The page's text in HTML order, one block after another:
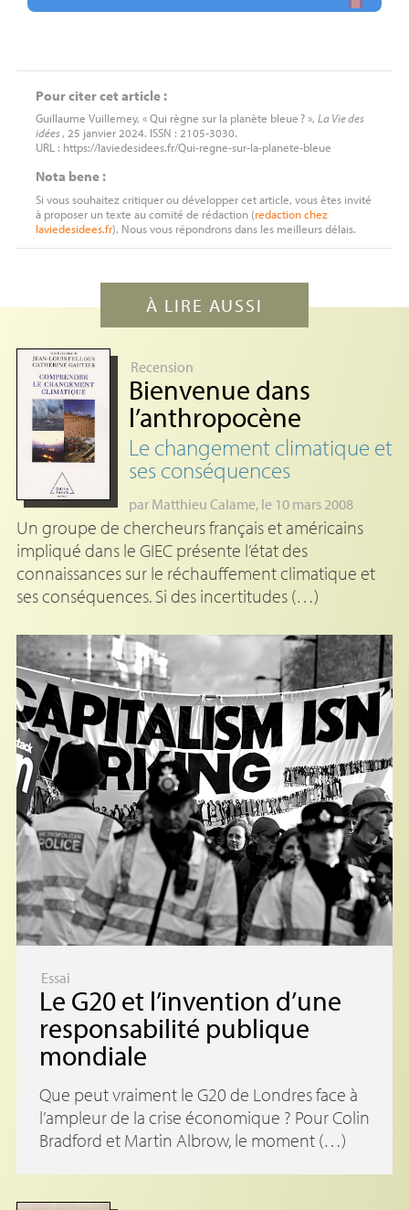
Pour citer cet article :
Guillaume Vuillemey, « Qui règne sur la planète bleue ? », La Vie des
idées, 25 janvier 2024. ISSN : 2105-3030.
URL : https://laviedesidees.fr/Qui-regne-sur-la-planete-bleue
Nota bene :
Si vous souhaitez critiquer ou développer cet article, vous êtes invité
à proposer un texte au comité de rédaction (redactionchez
laviedesidees.fr). Nous vous répondrons dans les meilleurs délais.
À LIRE AUSSI
Recension
Bienvenue dans
l’anthropocène
Le changement climatique et
ses conséquences
par Matthieu Calame, le 10 mars 2008
Un groupe de chercheurs français et américains
impliqué dans le GIEC présente l’état des
connaissances sur le réchauffement climatique et
ses conséquences. Si des incertitudes (…)
Essai
Le G20 et l’invention d’une
responsabilité publique
mondiale
Que peut vraiment le G20 de Londres face à
l’ampleur de la crise économique ? Pour Colin
Bradford et Martin Albrow, le moment (…)